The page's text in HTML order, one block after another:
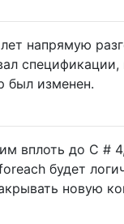
напрямую
был изменен.
вплоть до C #
будет
новую